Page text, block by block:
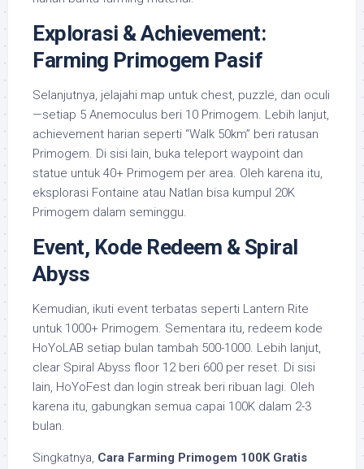
Explorasi & Achievement:
Farming Primogem Pasif
Selanjutnya, jelajahi map untuk chest, puzzle, dan oculi
—setiap 5 Anemoculus beri 10 Primogem. Lebih lanjut,
achievement harian seperti “Walk 50km” beri ratusan
Primogem. Di sisi lain, buka teleport waypoint dan
statue untuk 40+ Primogem per area. Oleh karena itu,
eksplorasi Fontaine atau Natlan bisa kumpul 20K
Primogem dalam seminggu.
Event, Kode Redeem & Spiral
Abyss
Kemudian, ikuti event terbatas seperti Lantern Rite
untuk 1000+ Primogem. Sementara itu, redeem kode
HoYoLAB setiap bulan tambah 500-1000. Lebih lanjut,
clear Spiral Abyss floor 12 beri 600 per reset. Di sisi
lain, HoYoFest dan login streak beri ribuan lagi. Oleh
karena itu, gabungkan semua capai 100K dalam 2-3
bulan.
Singkatnya, Cara Farming Primogem 100K Gratis